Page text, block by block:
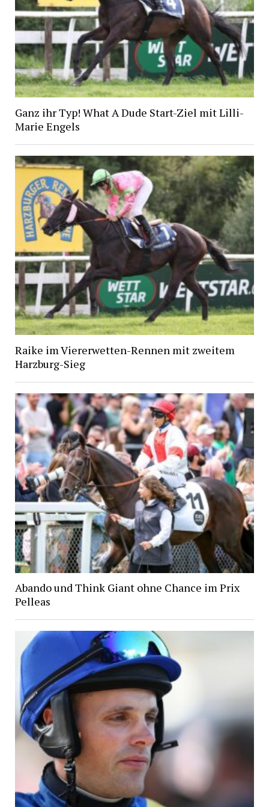
Ganz ihr Typ! What A Dude Start-Ziel mit Lilli-
Marie Engels
Raike im Viererwetten-Rennen mit zweitem
Harzburg-Sieg
Abando und Think Giant ohne Chance im Prix
Pelleas